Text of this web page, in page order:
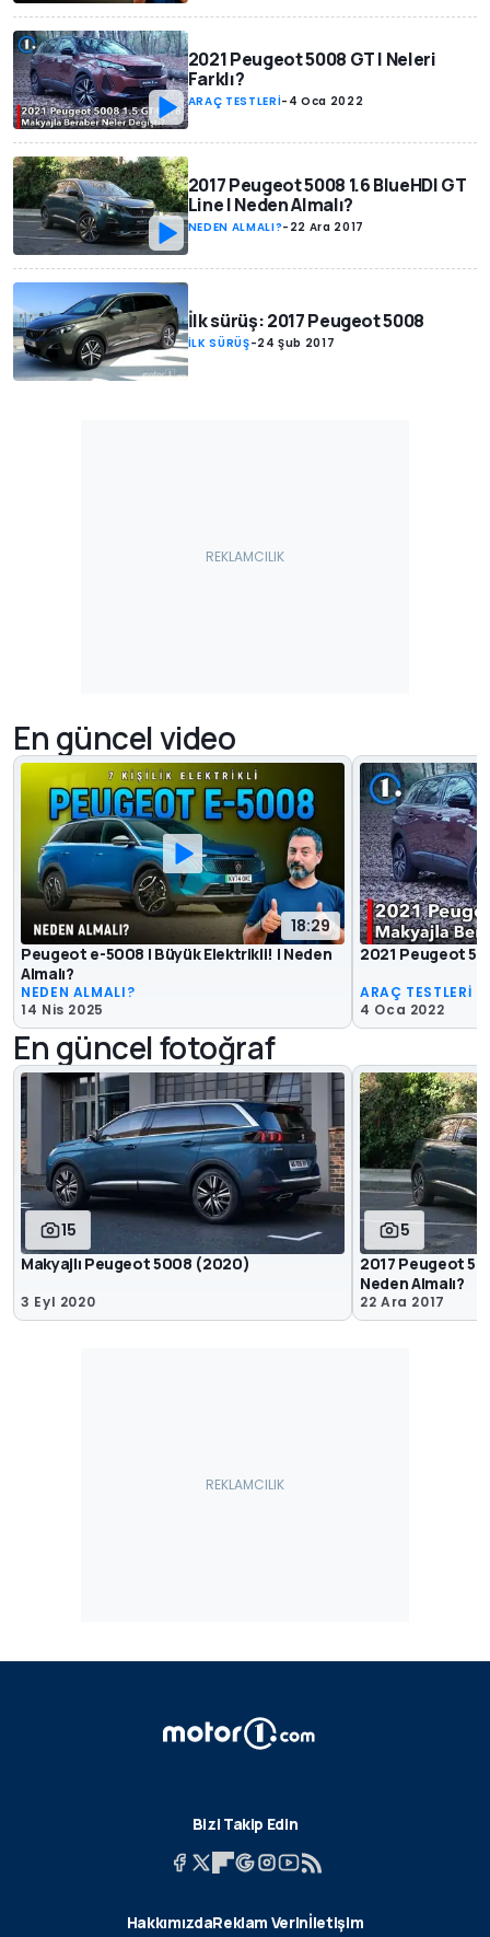
2021 Peugeot 5008 GT | Neleri
Farklı?
ARAÇ TESTLERİ- 4 Oca 2022
2017 Peugeot 5008 1.6 BlueHDI GT
Line | Neden Almalı?
NEDEN ALMALI?- 22 Ara 2017
İlk sürüş: 2017 Peugeot 5008
İLK SÜRÜŞ-24 Şub 2017
En güncel video
18:29
Peugeot e-5008 | Büyük Elektrikli! | Neden
Almalı?
NEDEN ALMALI?
14 Nis 2025
2021 Peugeot
ARAÇ TESTLERİ
4 Oca 2022
En güncel fotoğraf
15
Makyajlı Peugeot 5008 (2020)
3 Eyl 2020
5
2017 Peugeot
Neden Almalı?
22 Ara 2017
Bizi Takip Edin
HakkımızdaReklam Verinİletişim